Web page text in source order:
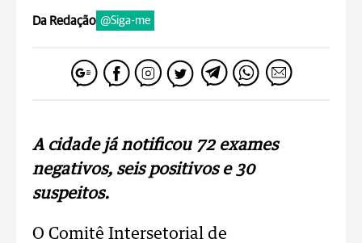
Da Redação @Siga-me
A cidade já notificou 72 exames
negativos, seis positivos e 30
suspeitos.
O Comitê Intersetorial de